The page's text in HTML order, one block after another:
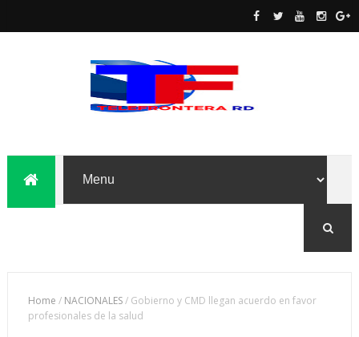
Home / NACIONALES/ Gobierno y CMD llegan acuerdo en favor
profesionales de la salud